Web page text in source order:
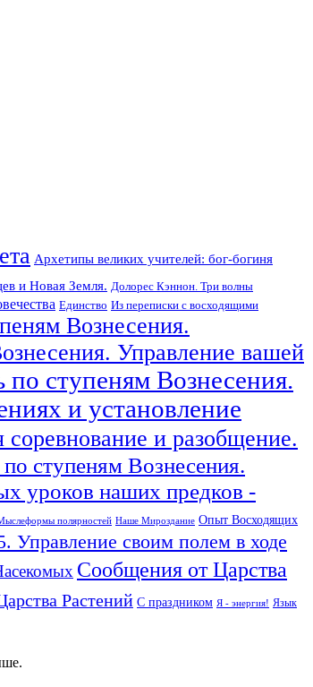
Архетипы великих учителей: бог-богиня
и Новая Земля. Долорес Кэннон. Три волны
Единство Из переписки с восходящими
Вознесения.
Управление вашей
по ступеням Вознесения.
и установление
и разобщение.
ступеням Вознесения.
уроков наших предков -
полярностей Наше Мироздание Опыт Восходящих
Управление своим полем в ходе
Сообщения от Царства
Растений С праздником Я - энергия! Язык